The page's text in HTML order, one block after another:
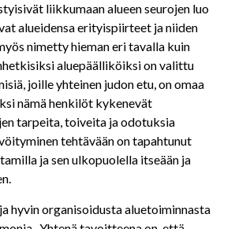
liikkumaan alueen seurojen luo
alueidensa erityispiirteet ja niiden
nimetty hieman eri tavalla kuin
aluepäälliköiksi on valittu
joille yhteinen judon etu, on omaa
nämä henkilöt kykenevät
tarpeita, toiveita ja odotuksia
tehtävään on tapahtunut
ja sen ulkopuolella itseään ja
hyvin organisoidusta aluetoiminnasta